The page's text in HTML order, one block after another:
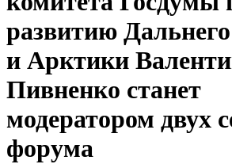
развитию
и Арктики
Пивненко станет
модератором двух
форума